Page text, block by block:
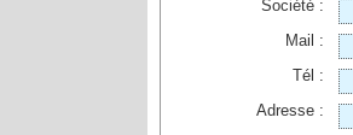
Société :
Mail :
Tél :
Adresse :